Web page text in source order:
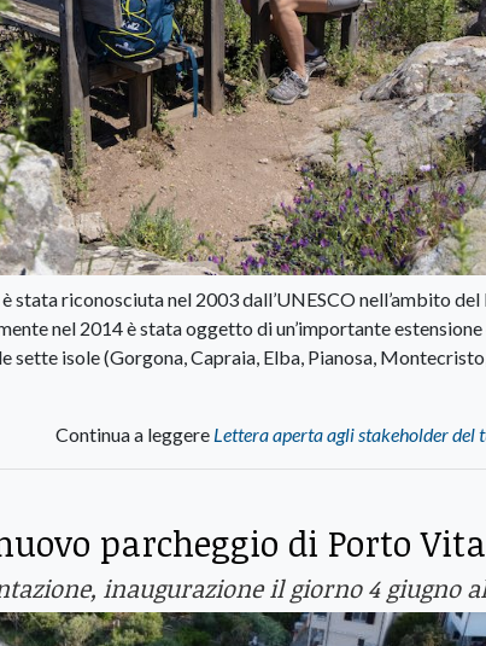
stata riconosciuta nel 2003 dall’UNESCO nell’ambito
nel 2014 è stata oggetto di un’importante
sette isole (Gorgona, Capraia, Elba, Pianosa,
Continua a leggere Lettera aperta agli stakeholder del
parcheggio di Porto
inaugurazione il giorno 4 giugno